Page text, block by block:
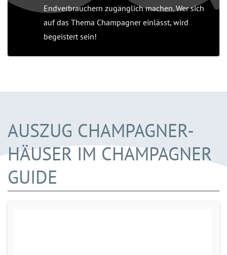
Endverbrauchern zugänglich machen. Wer sich
auf das Thema Champagner einlässt, wird
begeistert sein!
AUSZUG CHAMPAGNER-
HÄUSER IM CHAMPAGNER
GUIDE